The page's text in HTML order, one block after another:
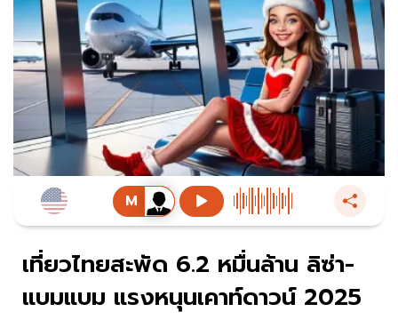
เที่ยวไทยสะพัด 6.2 หมื่นล้าน ลิซ่า-
แบมแบม แรงหนุนเคาท์ดาวน์ 2025